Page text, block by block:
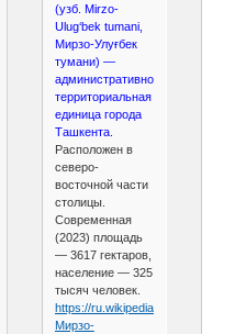
(узб. Mirzo-
Ulug‘bek tumani,
Мирзо-Улуғбек
тумани) —
административно-
территориальная
единица города
Ташкента.
Расположен в
северо-
восточной части
столицы.
Современная
(2023) площадь
— 3617 гектаров,
население — 325
тысяч человек.
https://ru.wikipedia.org/wiki/
Мирзо-